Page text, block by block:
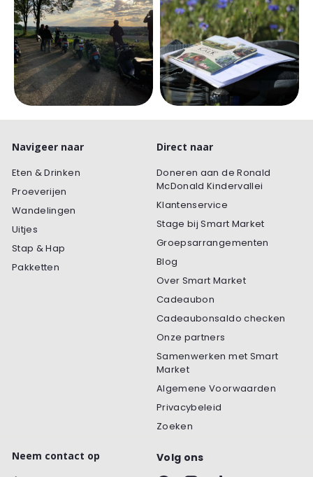
Navigeer naar
Eten & Drinken
Proeverijen
Wandelingen
Uitjes
Stap & Hap
Pakketten
Direct naar
Doneren aan de Ronald
McDonald Kindervallei
Klantenservice
Stage bij Smart Market
Groepsarrangementen
Blog
Over Smart Market
Cadeaubon
Cadeaubonsaldo checken
Onze partners
Samenwerken met Smart
Market
Algemene Voorwaarden
Privacybeleid
Zoeken
Neem contact op
Volg ons